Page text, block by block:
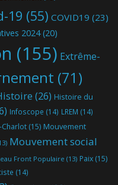
19 (55) COVID19 (23)
2024(20)
(155) Extrême-
(71)
(26) Histoire du
Infoscope (14) LREM (14)
Charlot (15) Mouvement
Mouvement social
Front Populaire (13) Paix (15)
(14)